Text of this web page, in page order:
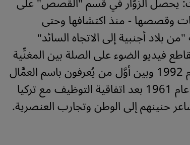
وقصصها - منذ اكتشافها وحتى
بلاد أجنبية إلى الاتجاه السائد"
فيديو الضوء على الصلة بين المغنِّية
التركية إليف المولودة في برلين عام 1992 وبين أوَّل من يُعرفون باسم العمَّال
الوافدين، الذين أتوا إلى ألمانيا في عام 1961 بعد اتفاقية التوظيف مع تركيا
حنينهم إلى الوطن وتجارب العنصرية.